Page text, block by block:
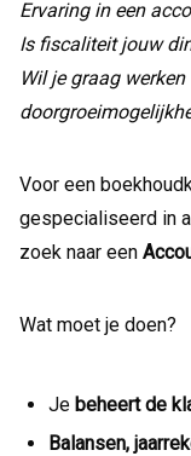
Ervaring in een
Is fiscaliteit jouw
Wil je graag
Voor een
gespecialiseerd in
zoek naar een
Wat moet je doen?
Je beheert de
Balansen,